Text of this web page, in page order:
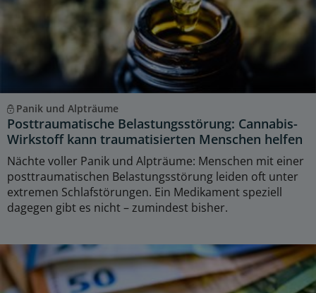
Panik und Alpträume
Posttraumatische Belastungsstörung: Cannabis-
Wirkstoff kann traumatisierten Menschen helfen
Nächte voller Panik und Alpträume: Menschen mit einer
posttraumatischen Belastungsstörung leiden oft unter
extremen Schlafstörungen. Ein Medikament speziell
dagegen gibt es nicht – zumindest bisher.